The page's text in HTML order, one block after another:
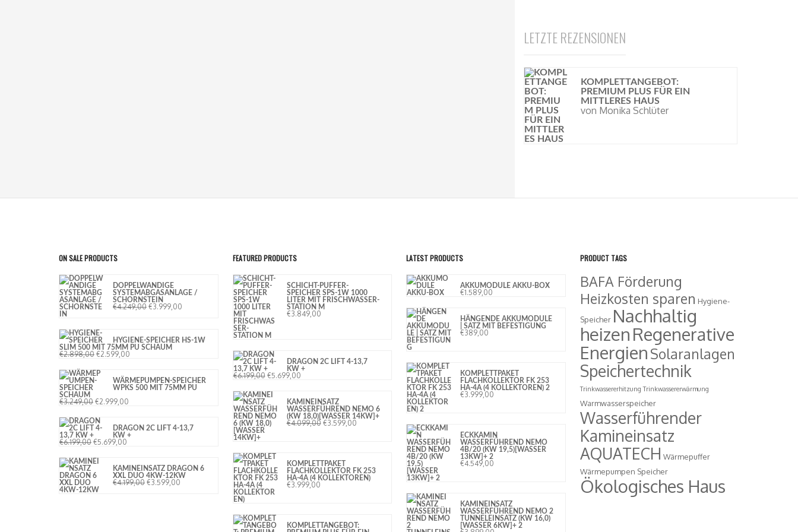
LETZTE REZENSIONEN
KOMPLETTANGEBOT:
PREMIUM PLUS FÜR EIN
MITTLERES HAUS
von Monika Schlüter
ON SALE PRODUCTS
DOPPELWANDIGE
SYSTEMABGASANLAGE /
SCHORNSTEIN
€4.249,00 €3.999,00
HYGIENE-SPEICHER HS-1W
SLIM 500 MIT 75MM PU SCHAUM
€2.898,00 €2.599,00
WÄRMEPUMPEN-SPEICHER
WPKS 500 MIT 75MM PU
SCHAUM
€3.249,00 €2.999,00
DRAGON 2C LIFT 4-13,7
KW +
€6.199,00 €5.699,00
KAMINEINSATZ DRAGON 6
XXL DUO 4KW-12KW
€4.199,00 €3.599,00
FEATURED PRODUCTS
SCHICHT-PUFFER-
SPEICHER SPS-1W 1000
LITER MIT FRISCHWASSER-
STATION M
€3.849,00
DRAGON 2C LIFT 4-13,7
KW +
€6.199,00 €5.699,00
KAMINEINSATZ
WASSERFÜHREND NEMO 6
(KW 18,0)[WASSER 14KW]+
€4.099,00 €3.599,00
KOMPLETTPAKET
FLACHKOLLEKTOR FK 253
HA-4A (4 KOLLEKTOREN)
€3.999,00
KOMPLETTANGEBOT:
LATEST PRODUCTS
AKKUMODULE AKKU-BOX
€1.589,00
HÄNGENDE AKKUMODULE
| SATZ MIT BEFESTIGUNG
€389,00
KOMPLETTPAKET
FLACHKOLLEKTOR FK 253
HA-4A (4 KOLLEKTOREN) 2
€3.999,00
ECKKAMIN
WASSERFÜHREND NEMO
4B/20 (KW 19,5)[WASSER
13KW]+ 2
€4.549,00
KAMINEINSATZ
WASSERFÜHREND NEMO 2
TUNNELEINSATZ (KW 16,0)
[WASSER 6KW]+ 2
PRODUCT TAGS
BAFA Förderung
Heizkosten sparen Hygiene-
Speicher Nachhaltig
heizenRegenerative
Energien Solaranlagen
Speichertechnik
Trinkwassererhitzung Trinkwassererwärmung
Warmwasserspeicher
Wasserführender
Kamineinsatz
AQUATECH Wärmepuffer
Wärmepumpen Speicher
Ökologisches Haus